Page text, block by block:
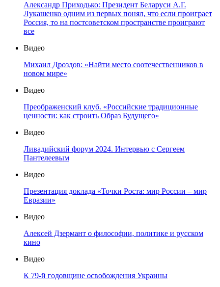
Александр Приходько: Президент Беларуси А.Г.
Лукашенко одним из первых понял, что если проиграет
Россия, то на постсоветском пространстве проиграют
все
Видео
Михаил Дроздов: «Найти место соотечественников в
новом мире»
Видео
Преображенский клуб. «Российские традиционные
ценности: как строить Образ Будущего»
Видео
Ливадийский форум 2024. Интервью с Сергеем
Пантелеевым
Видео
Презентация доклада «Точки Роста: мир России – мир
Евразии»
Видео
Алексей Дзермант о философии, политике и русском
кино
Видео
К 79-й годовщине освобождения Украины